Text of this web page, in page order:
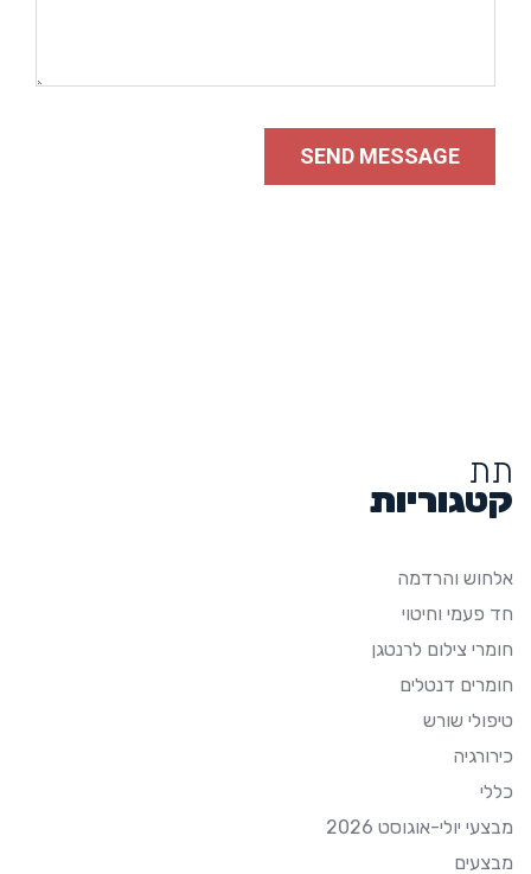
תת
קטגוריות
אלחוש והרדמה
חד פעמי וחיטוי
חומרי צילום לרנטגן
חומרים דנטלים
טיפולי שורש
כירורגיה
כללי
מבצעי יולי-אוגוסט 2026
מבצעים